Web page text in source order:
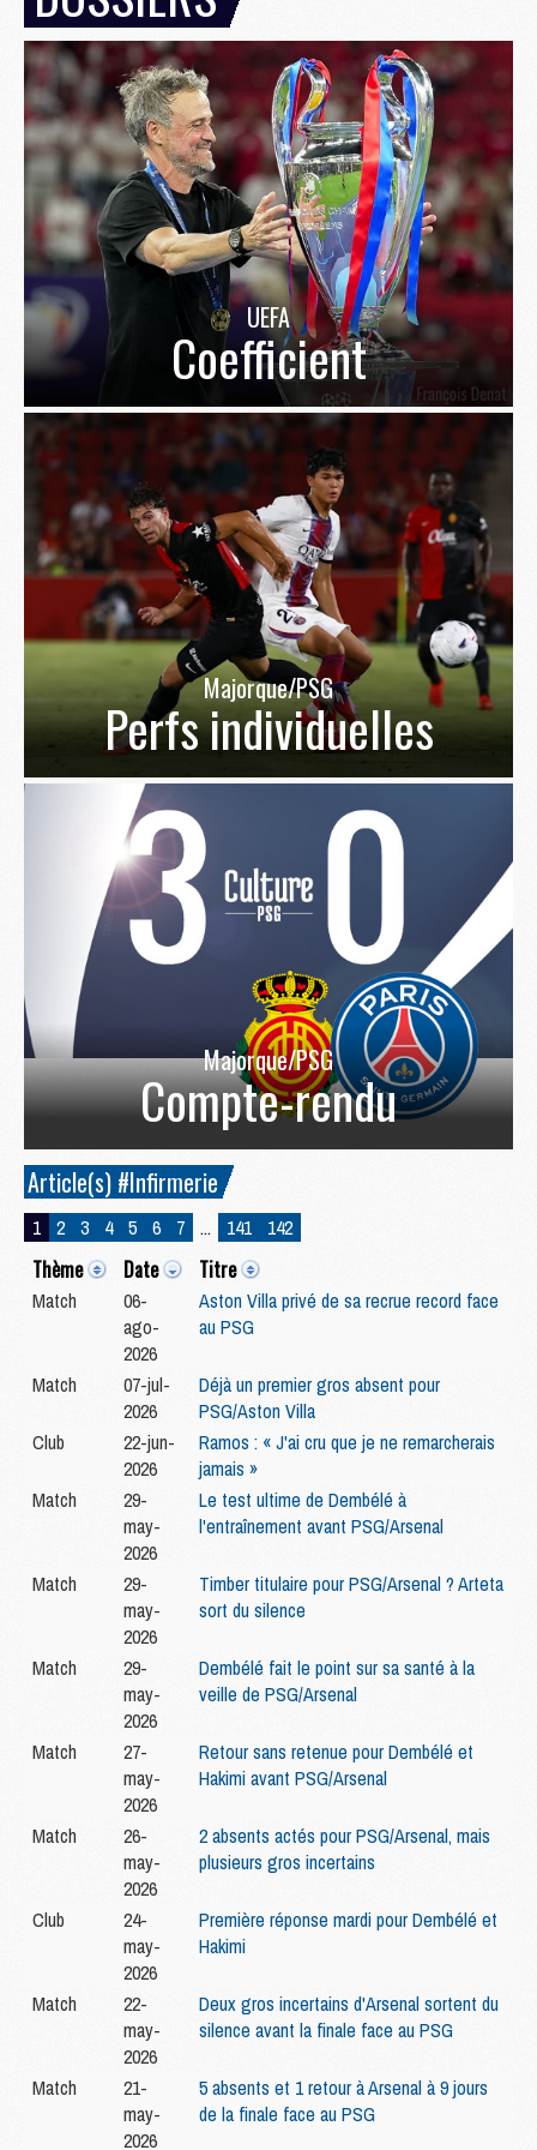
UEFA
Coefficient
Majorque/PSG
Perfs individuelles
Majorque/PSG
Compte-rendu
Article(s) #Infirmerie
1 2 3 4 5 6 7 ... 141 142
Thème Date Titre
Match
06-
ago-
2026
Aston Villa privé de sa recrue record face
au PSG
Match
07-jul-
2026
Déjà un premier gros absent pour
PSG/Aston Villa
Club
22-jun-
2026
Ramos : « J'ai cru que je ne remarcherais
jamais »
Match
29-
may-
2026
Le test ultime de Dembélé à
l'entraînement avant PSG/Arsenal
Match
29-
may-
2026
Timber titulaire pour PSG/Arsenal ? Arteta
sort du silence
Match
29-
may-
2026
Dembélé fait le point sur sa santé à la
veille de PSG/Arsenal
Match
27-
may-
2026
Retour sans retenue pour Dembélé et
Hakimi avant PSG/Arsenal
Match
26-
may-
2026
2 absents actés pour PSG/Arsenal, mais
plusieurs gros incertains
Club
24-
may-
2026
Première réponse mardi pour Dembélé et
Hakimi
Match
22-
may-
2026
Deux gros incertains d'Arsenal sortent du
silence avant la finale face au PSG
Match
21-
may-
2026
5 absents et 1 retour à Arsenal à 9 jours
de la finale face au PSG